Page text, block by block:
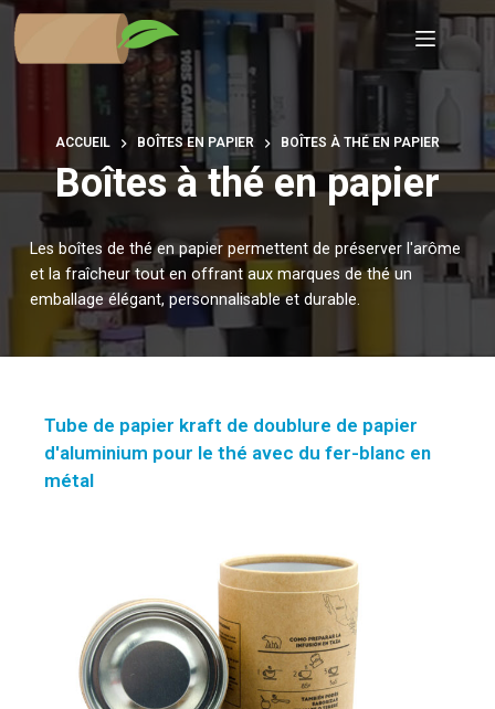
Passer
au
contenu
ACCUEIL BOÎTES EN PAPIER BOÎTES À THÉ EN PAPIER
Boîtes à thé en papier
Les boîtes de thé en papier permettent de préserver l'arôme
et la fraîcheur tout en offrant aux marques de thé un
emballage élégant, personnalisable et durable.
Tube de papier kraft de doublure de papier
d'aluminium pour le thé avec du fer-blanc en
métal